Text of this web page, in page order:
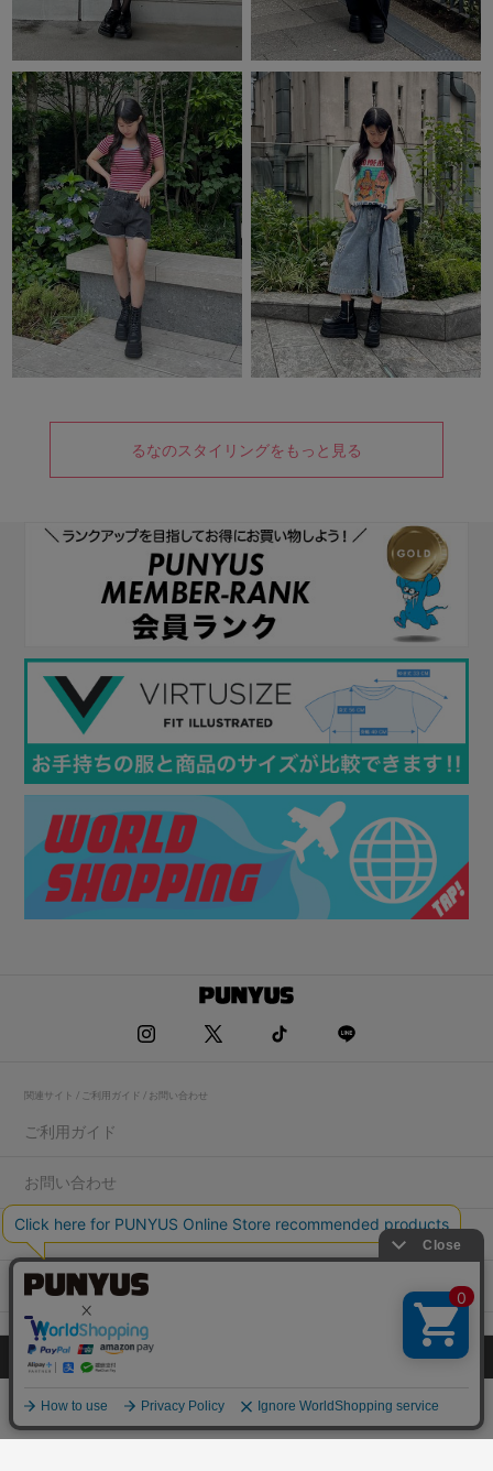
るなのスタイリングをもっと見る
関連サイト / ご利用ガイド / お問い合わせ
ご利用ガイド
お問い合わせ
求人情報
店舗一覧
プライバシーポリシー